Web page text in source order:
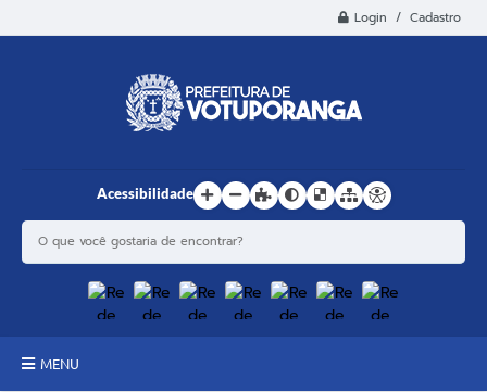
Login / Cadastro
Acessibilidade
MENU